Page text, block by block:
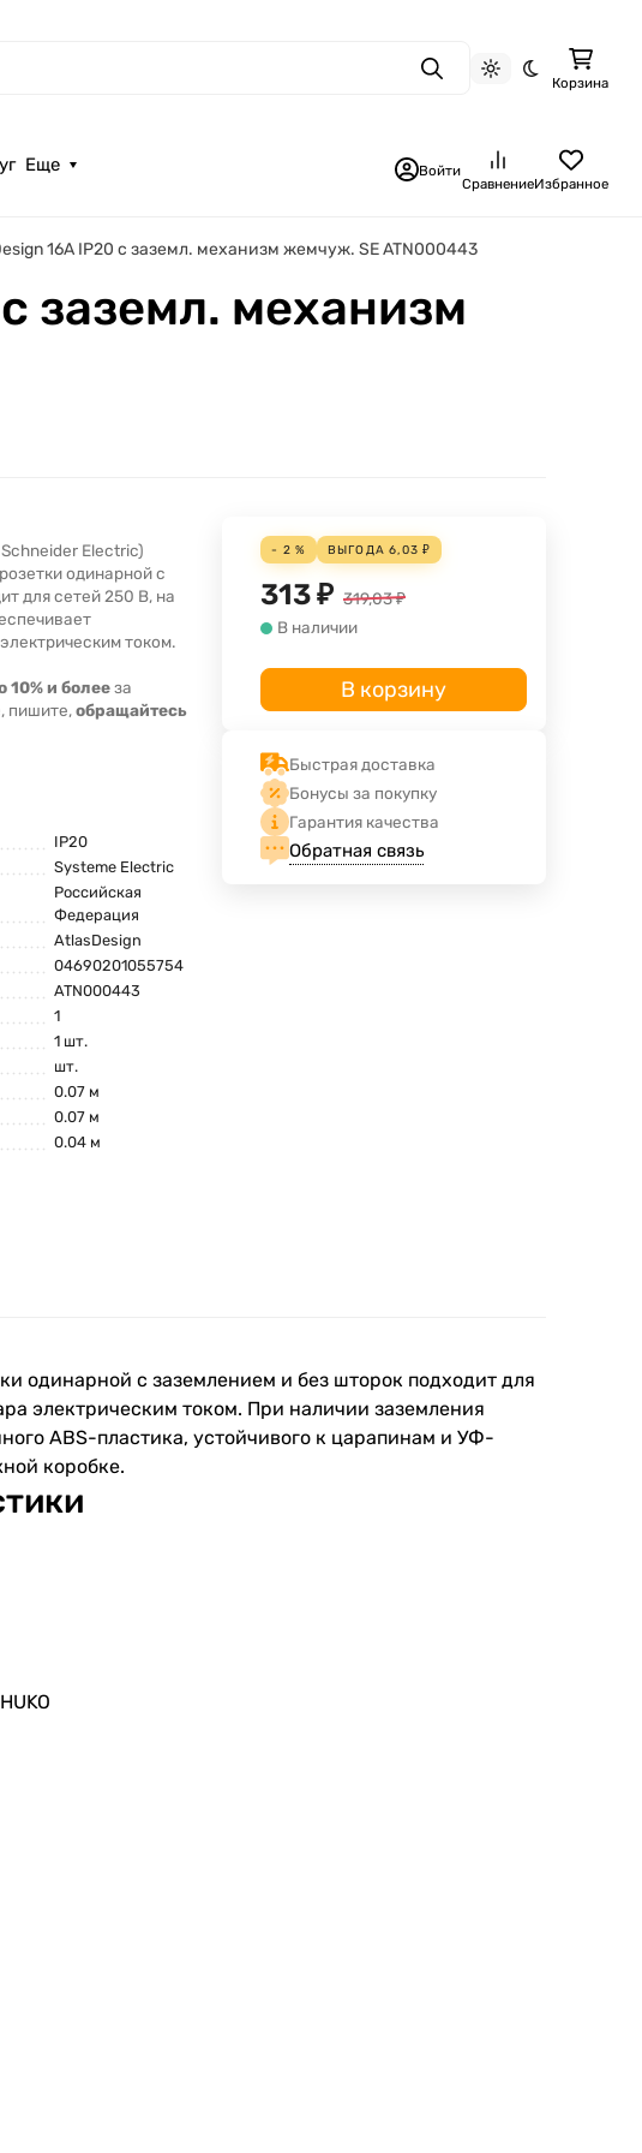
ПоискСветлая тема
Темная тема
Корзина
Еще Войти
СравнениеИзбранное
16А IP20 с заземл. механизм жемчуж. SE ATN000443
заземл. механизм
Electric)
одинарной с
для сетей 250 В, на
током.
10% и болееза
пишите,обращайтесь
IP20
Systeme Electric
Российская
Федерация
AtlasDesign
04690201055754
ATN000443
1
1 шт.
шт.
0.07 м
0.07 м
0.04 м
- 2 % ВЫГОДА6,03 ₽
313₽ 319,03₽
В наличии
В корзину
Быстрая доставка
Бонусы за покупку
Гарантия качества
Обратная связь
одинарной с заземлением и без шторок подходит для
электрическим током. При наличии заземления
ABS-пластика, устойчивого к царапинам и УФ-
коробке.